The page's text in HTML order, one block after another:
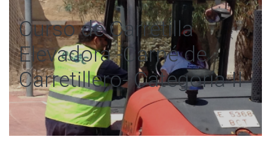
Curso de Carretilla
Elevadora -Carné de
Carretillero- Categoría II